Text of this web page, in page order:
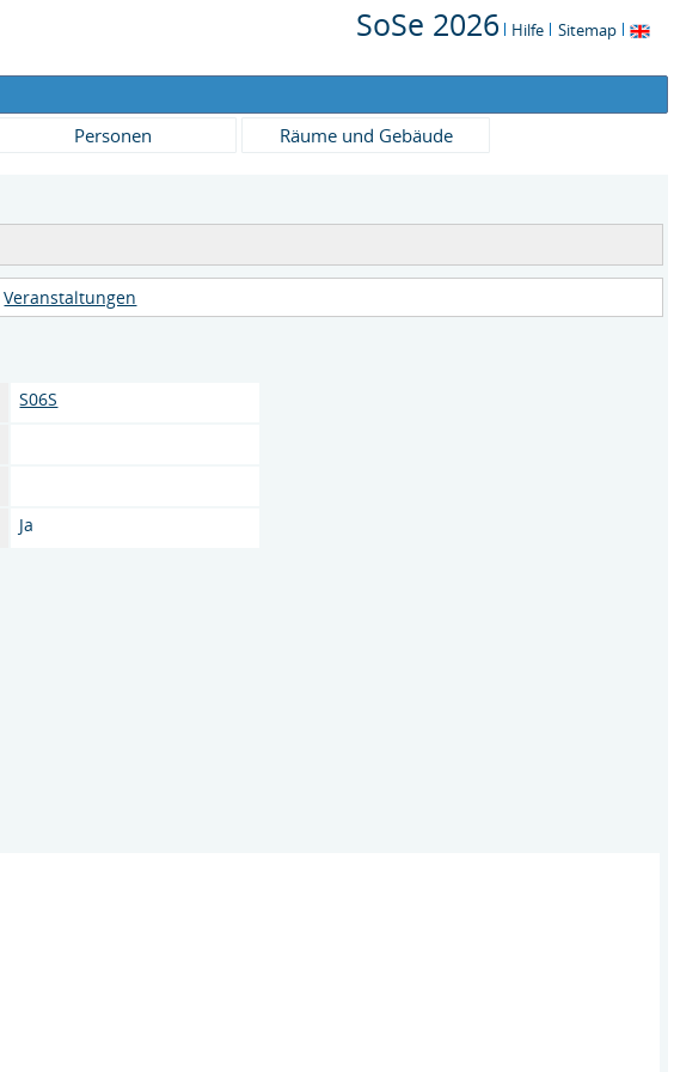
SoSe 2026 Hilfe Sitemap
Personen Räume und Gebäude
Veranstaltungen
S06S
Ja